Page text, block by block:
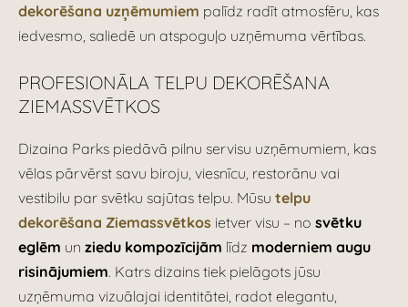
dekorēšana uzņēmumiem palīdz radīt atmosfēru, kas
iedvesmo, saliedē un atspoguļo uzņēmuma vērtības.
PROFESIONĀLA TELPU DEKORĒŠANA
ZIEMASSVĒTKOS
Dizaina Parks piedāvā pilnu servisu uzņēmumiem, kas
vēlas pārvērst savu biroju, viesnīcu, restorānu vai
vestibilu par svētku sajūtas telpu. Mūsu telpu
dekorēšana Ziemassvētkos ietver visu – no svētku
eglēm un ziedu kompozīcijām līdz moderniem augu
risinājumiem. Katrs dizains tiek pielāgots jūsu
uzņēmuma vizuālajai identitātei, radot elegantu,